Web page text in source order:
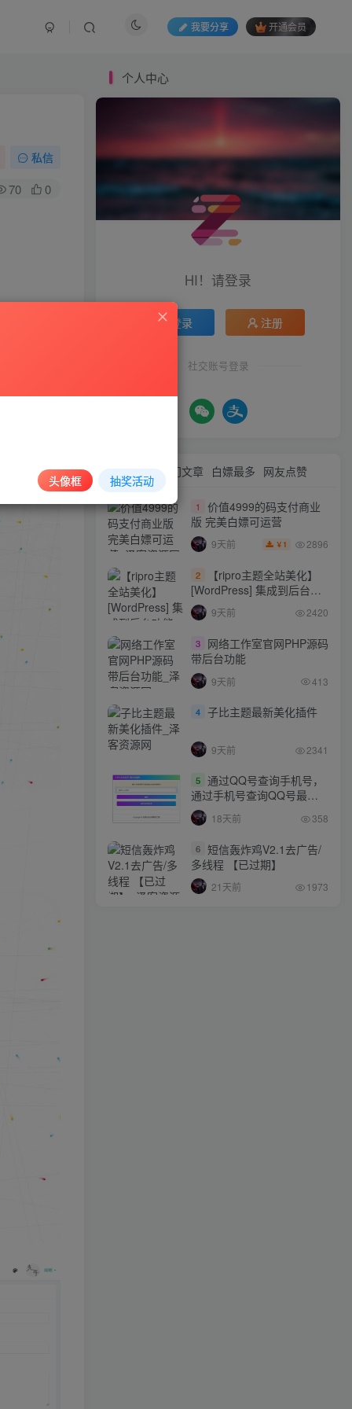
我要分享 开通会员
私信
70 0
个人中心
HI！请登录
登录 注册
社交账号登录
热门文章 白嫖最多 网友点赞
1
价值4999的码支付商业
版 完美白嫖可运营
9天前 ￥ 1 2896
2
【ripro主题全站美化】
[WordPress] 集成到后台功
能的全站美化包
WordPress…
9天前 2420
3
网络工作室官网PHP源码
带后台功能
9天前 413
4 子比主题最新美化插件
9天前 2341
5 通过QQ号查询手机号，
通过手机号查询QQ号最新
网站源码
18天前 358
6 短信轰炸鸡V2.1去广告/
多线程 【已过期】
21天前 1973
头像框 抽奖活动